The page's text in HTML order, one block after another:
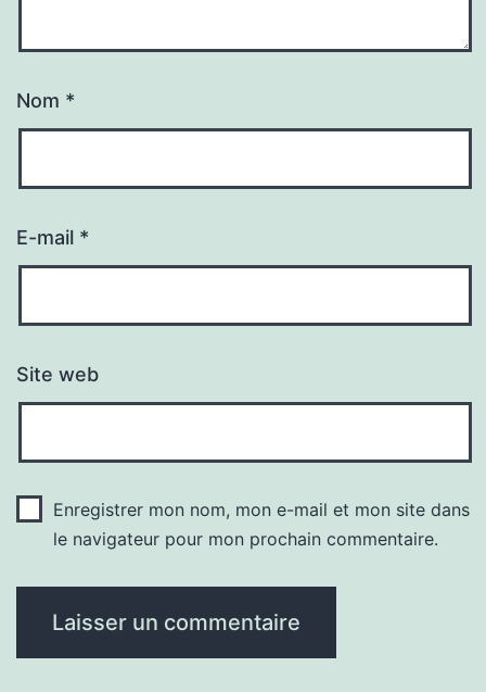
Nom *
E-mail *
Site web
Enregistrer mon nom, mon e-mail et mon site dans
le navigateur pour mon prochain commentaire.